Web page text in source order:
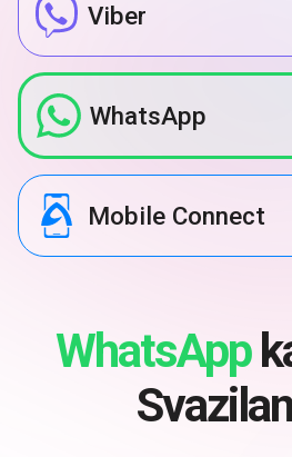
Viber
WhatsApp
Mobile Connect
WhatsApp